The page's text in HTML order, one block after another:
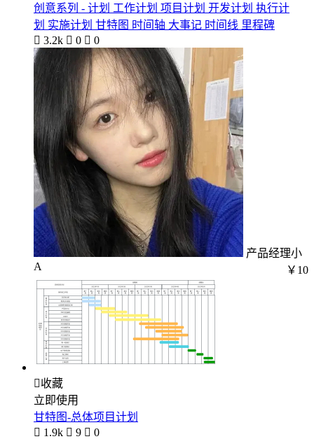
创意系列 - 计划 工作计划 项目计划 开发计划 执行计
划 实施计划 甘特图 时间轴 大事记 时间线 里程碑
 3.2k  0  0
产品经理小
A
￥10
收藏
立即使用
甘特图-总体项目计划
 1.9k  9  0